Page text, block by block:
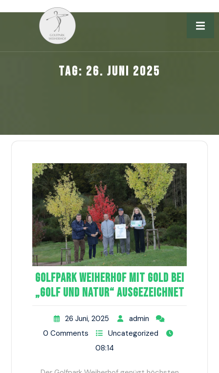
TAG: 26. JUNI 2025
Golfpark Weiherhof mit Gold bei
„Golf und Natur“ ausgezeichnet
26 Juni, 2025
admin
0 Comments
Uncategorized
08:14